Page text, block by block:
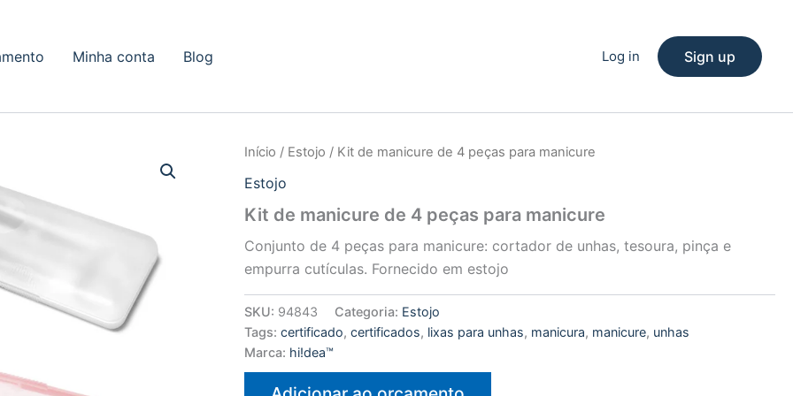
Minha conta Blog Log in Sign up
Início / Estojo / Kit de manicure de 4 peças para manicure
Estojo
Kit de manicure de 4 peças para manicure
Conjunto de 4 peças para manicure: cortador de unhas, tesoura, pinça e
empurra cutículas. Fornecido em estojo
SKU: 94843 Categoria: Estojo
Tags:certificado,certificados, lixas para unhas, manicura, manicure, unhas
Marca: hi!dea™